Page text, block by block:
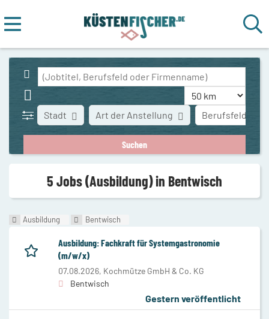
Stadt Art der Anstellung Berufsfeld
5 Jobs (Ausbildung) in Bentwisch
Ausbildung Bentwisch
Ausbildung: Fachkraft für Systemgastronomie
(m/w/x)
07.08.2026, Kochmütze GmbH & Co. KG
Bentwisch
Gestern veröffentlicht